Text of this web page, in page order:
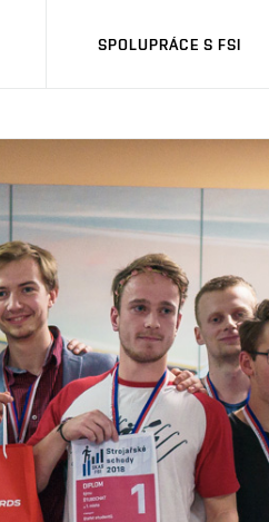
SPOLUPRÁCE S FSI